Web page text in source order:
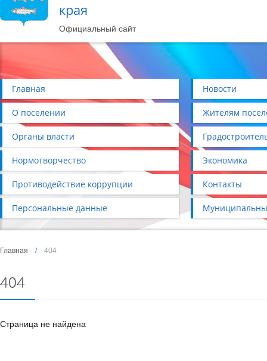
края
Официальный сайт
Главная Новости
О поселении Жителям
Органы власти
Нормотворчество Экономика
Противодействие коррупции Контакты
Персональные данные
Главная / 404
404
Страница не найдена